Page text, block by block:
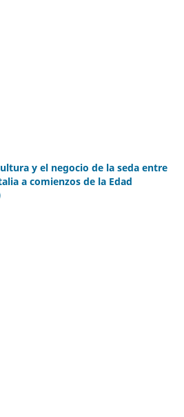
y el negocio de la seda entre
a comienzos de la Edad